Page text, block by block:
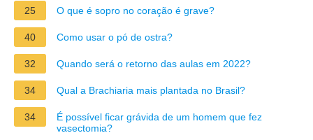
25 O que é sopro no coração é grave?
40 Como usar o pó de ostra?
32 Quando será o retorno das aulas em 2022?
34 Qual a Brachiaria mais plantada no Brasil?
34
É possível ficar grávida de um homem que fez
vasectomia?